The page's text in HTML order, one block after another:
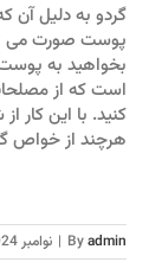
گردو به دلیل آن
پوست صورت می
بخواهید به
است که از
کنید. با این
هرچند از خواص
Byadmin
| نوامبر 25th, 2024